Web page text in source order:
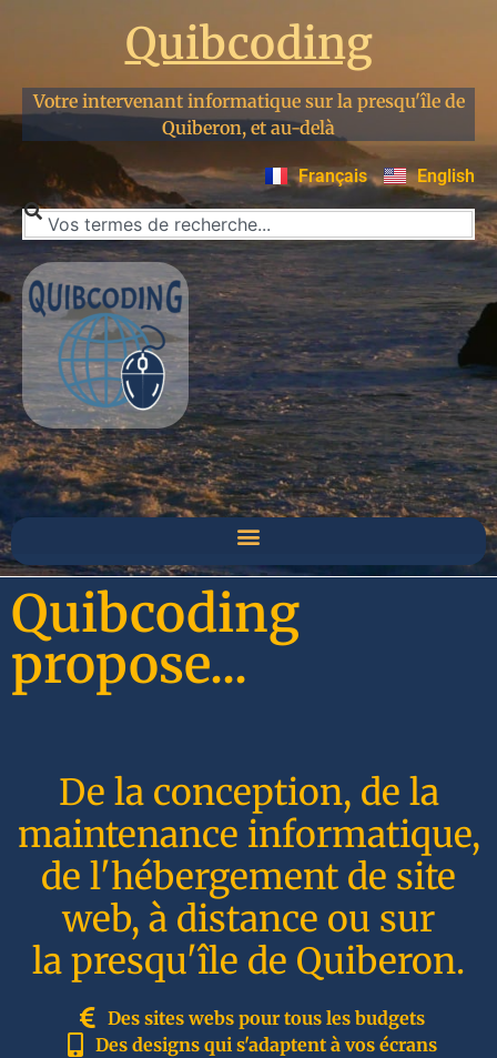
Quibcoding
Votre intervenant informatique sur la presqu'île de
Quiberon, et au-delà
Français English
Quibcoding
propose...
De la conception, de la
maintenance informatique,
de l'hébergement de site
web, à distance ou sur
la presqu'île de Quiberon.
Des sites webs pour tous les budgets
Des designs qui s'adaptent à vos écrans